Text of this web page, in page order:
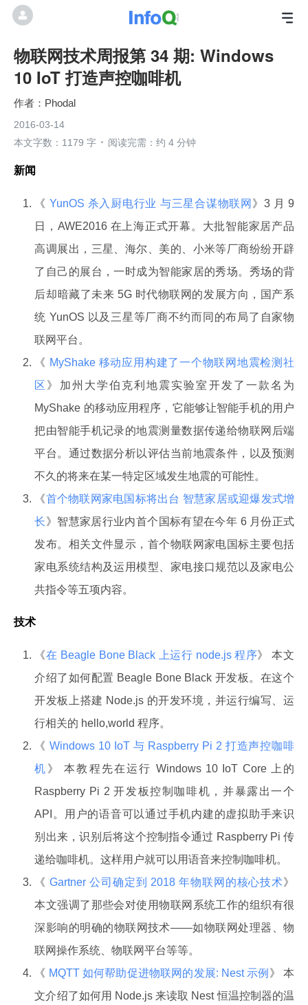
物联网技术周报第 34 期: Windows
10 IoT 打造声控咖啡机
Phodal
2016-03-14
本文字数：1179 字
阅读完需：约 4 分钟
新闻
《 YunOS 杀入厨电行业 与三星合谋物联网 》3 月 9
日，AWE2016 在上海正式开幕。大批智能家居产品
高调展出，三星、海尔、美的、小米等厂商纷纷开辟
了自己的展台，一时成为智能家居的秀场。秀场的背
后却暗藏了未来 5G 时代物联网的发展方向，国产系
统 YunOS 以及三星等厂商不约而同的布局了自家物
联网平台。
《 MyShake 移动应用构建了一个物联网地震检测社
区 》加州大学伯克利地震实验室开发了一款名为
MyShake 的移动应用程序，它能够让智能手机的用户
把由智能手机记录的地震测量数据传递给物联网后端
平台。通过数据分析以评估当前地震条件，以及预测
不久的将来在某一特定区域发生地震的可能性。
《首个物联网家电国标将出台 智慧家居或迎爆发式增
长》智慧家居行业内首个国标有望在今年 6 月份正式
发布。相关文件显示，首个物联网家电国标主要包括
家电系统结构及运用模型、家电接口规范以及家电公
共指令等五项内容。
技术
《在 Beagle Bone Black 上运行 node.js 程序》 本文
介绍了如何配置 Beagle Bone Black 开发板。在这个
开发板上搭建 Node.js 的开发环境，并运行编写、运
行相关的 hello,world 程序。
《 Windows 10 IoT 与 Raspberry Pi 2 打造声控咖啡
机 》 本教程先在运行 Windows 10 IoT Core 上的
Raspberry Pi 2 开发板控制咖啡机，并暴露出一个
API。用户的语音可以通过手机内建的虚拟助手来识
别出来，识别后将这个控制指令通过 Raspberry Pi 传
递给咖啡机。这样用户就可以用语音来控制咖啡机。
《 Gartner 公司确定到 2018 年物联网的核心技术》
本文强调了那些会对使用物联网系统工作的组织有很
深影响的明确的物联网技术——如物联网处理器、物
联网操作系统、物联网平台等等。
《 MQTT 如何帮助促进物联网的发展: Nest 示例 》 本
文介绍了如何用 Node.js 来读取 Nest 恒温控制器的温